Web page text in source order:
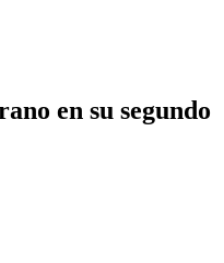
en su segundo